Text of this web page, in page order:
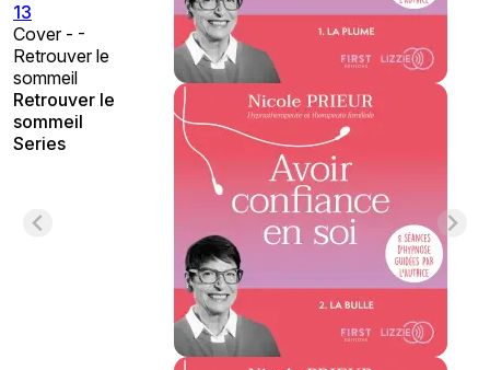
13
Cover - -
Retrouver le
sommeil
Retrouver le
sommeil
Series